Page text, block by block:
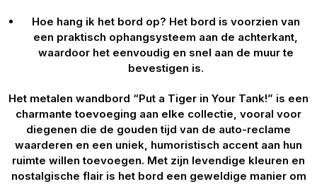
Hoe hang ik het bord op? Het bord is voorzien van
een praktisch ophangsysteem aan de achterkant,
waardoor het eenvoudig en snel aan de muur te
bevestigen is.
Het metalen wandbord “Put a Tiger in Your Tank!” is een
charmante toevoeging aan elke collectie, vooral voor
diegenen die de gouden tijd van de auto-reclame
waarderen en een uniek, humoristisch accent aan hun
ruimte willen toevoegen. Met zijn levendige kleuren en
nostalgische flair is het bord een geweldige manier om